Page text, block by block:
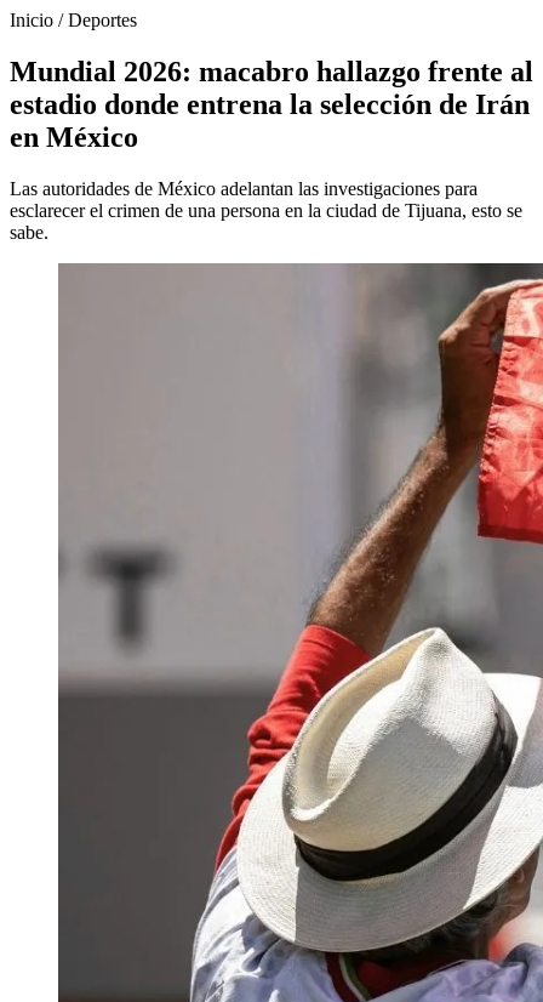
Inicio /Deportes
Mundial 2026: macabro hallazgo frente al
estadio donde entrena la selección de Irán
en México
Las autoridades de México adelantan las investigaciones para
esclarecer el crimen de una persona en la ciudad de Tijuana, esto se
sabe.